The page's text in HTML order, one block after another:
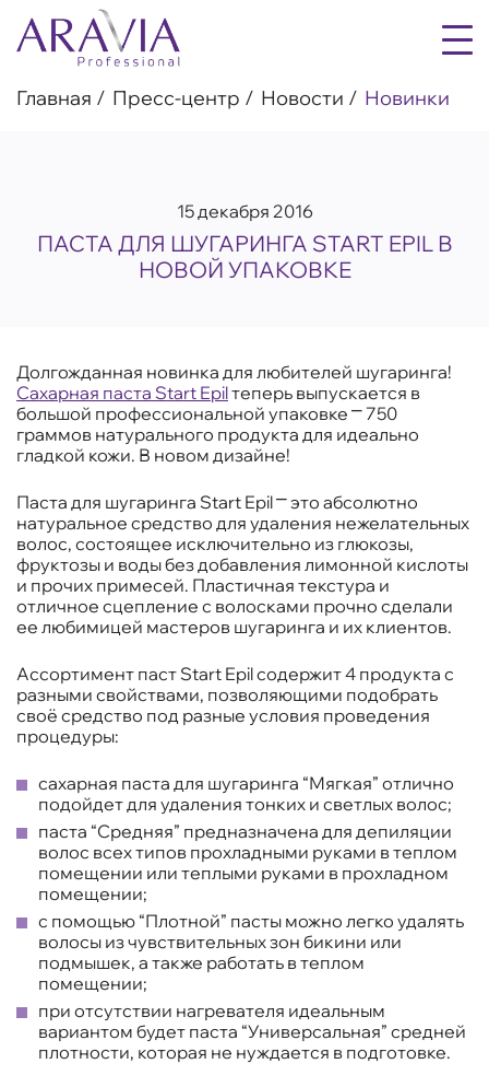
Главная Пресс-центр Новости Новинки
15 декабря 2016
ПАСТА ДЛЯ ШУГАРИНГА START EPIL В
НОВОЙ УПАКОВКЕ
Долгожданная новинка для любителей шугаринга!
Сахарная паста Start Epilтеперь выпускается в
большой профессиональной упаковке ⎻ 750
граммов натурального продукта для идеально
гладкой кожи. В новом дизайне!
Паста для шугаринга Start Epil ⎻ это абсолютно
натуральное средство для удаления нежелательных
волос, состоящее исключительно из глюкозы,
фруктозы и воды без добавления лимонной кислоты
и прочих примесей. Пластичная текстура и
отличное сцепление с волосками прочно сделали
ее любимицей мастеров шугаринга и их клиентов.
Ассортимент паст Start Epil содержит 4 продукта с
разными свойствами, позволяющими подобрать
своё средство под разные условия проведения
процедуры:
сахарная паста для шугаринга “Мягкая” отлично
подойдет для удаления тонких и светлых волос;
паста “Средняя” предназначена для депиляции
волос всех типов прохладными руками в теплом
помещении или теплыми руками в прохладном
помещении;
с помощью “Плотной” пасты можно легко удалять
волосы из чувствительных зон бикини или
подмышек, а также работать в теплом
помещении;
при отсутствии нагревателя идеальным
вариантом будет паста “Универсальная” средней
плотности, которая не нуждается в подготовке.